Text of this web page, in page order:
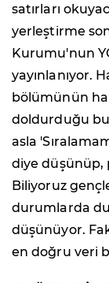
satırları
yerleştirme
Kurumu'nun
yayınlanıyor.
bölümünün
doldurduğu
asla
diye düşünüp,
Biliyoruz
durumlarda
düşünüyor.
en doğru veri